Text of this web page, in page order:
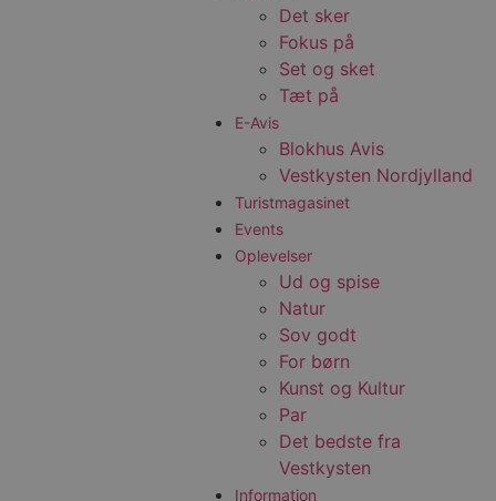
Det sker
Fokus på
Set og sket
Tæt på
E-Avis
Blokhus Avis
Vestkysten Nordjylland
Turistmagasinet
Events
Oplevelser
Ud og spise
Natur
Sov godt
For børn
Kunst og Kultur
Par
Det bedste fra
Vestkysten
Information